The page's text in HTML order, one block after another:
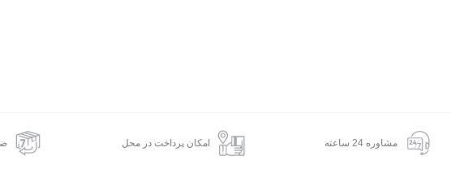
مشاوره 24 ساعته امکان پرداخت در محل